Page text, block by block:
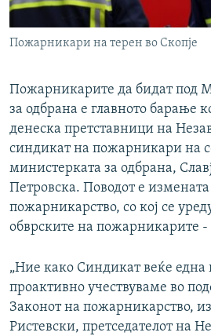
Пожарникари на терен во Скопје
Пожарникарите да бидат под
за одбрана е главното барање
денеска претставници на
синдикат на пожарникари на
министерката за одбрана,
Петровска. Поводот е
пожарникарство, со кој се
обврските на пожарникарите -
„Ние како Синдикат веќе една
проактивно учествуваме во
Законот на пожарникарство,
Ристевски, претседателот на